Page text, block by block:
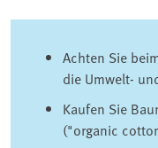
Achten Sie
die Umwelt-
Kaufen Sie
("organic